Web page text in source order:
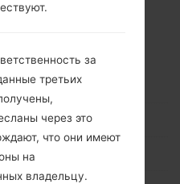
за
третьих
через это
что они имеют
на
владельцу.